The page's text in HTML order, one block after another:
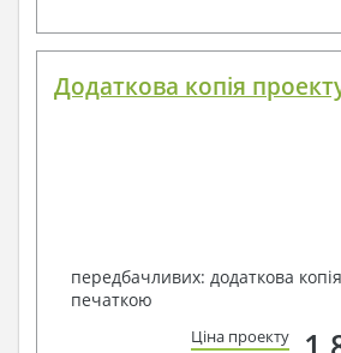
Додаткова копія
передбачливих: додаткова
печаткою
Ціна проекту